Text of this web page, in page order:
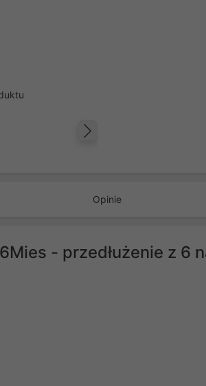
Opinie
- przedłużenie z 6